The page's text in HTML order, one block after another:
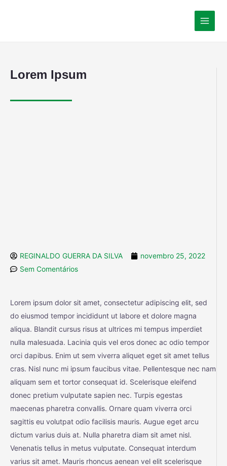
Lorem Ipsum
REGINALDO GUERRA DA SILVA
novembro 25, 2022
Sem Comentários
Lorem ipsum dolor sit amet, consectetur adipiscing elit, sed
do eiusmod tempor incididunt ut labore et dolore magna
aliqua. Blandit cursus risus at ultrices mi tempus imperdiet
nulla malesuada. Lacinia quis vel eros donec ac odio tempor
orci dapibus. Enim ut sem viverra aliquet eget sit amet tellus
cras. Nisl nunc mi ipsum faucibus vitae. Pellentesque nec nam
aliquam sem et tortor consequat id. Scelerisque eleifend
donec pretium vulputate sapien nec. Turpis egestas
maecenas pharetra convallis. Ornare quam viverra orci
sagittis eu volutpat odio facilisis mauris. Augue eget arcu
dictum varius duis at. Nulla pharetra diam sit amet nisl.
Venenatis tellus in metus vulputate. Consequat interdum
varius sit amet. Mauris rhoncus aenean vel elit scelerisque